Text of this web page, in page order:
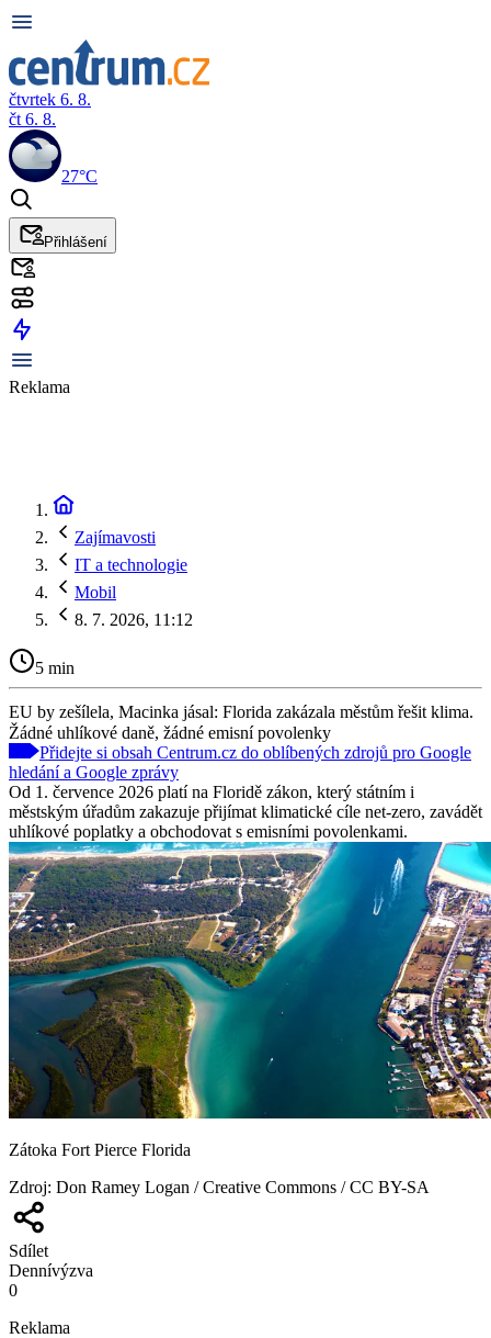
čtvrtek 6. 8.
čt 6. 8.
27°C
Přihlášení
Reklama
Zajímavosti
IT a technologie
Mobil
8. 7. 2026, 11:12
5 min
EU by zešílela, Macinka jásal: Florida zakázala městům řešit klima.
Žádné uhlíkové daně, žádné emisní povolenky
Přidejte si obsah Centrum.cz do oblíbených zdrojů pro Google
hledání a Google zprávy
Od 1. července 2026 platí na Floridě zákon, který státním i
městským úřadům zakazuje přijímat klimatické cíle net-zero, zavádět
uhlíkové poplatky a obchodovat s emisními povolenkami.
Zátoka Fort Pierce Florida
Zdroj: Don Ramey Logan / Creative Commons / CC BY-SA
Sdílet
Dennívýzva
0
Reklama